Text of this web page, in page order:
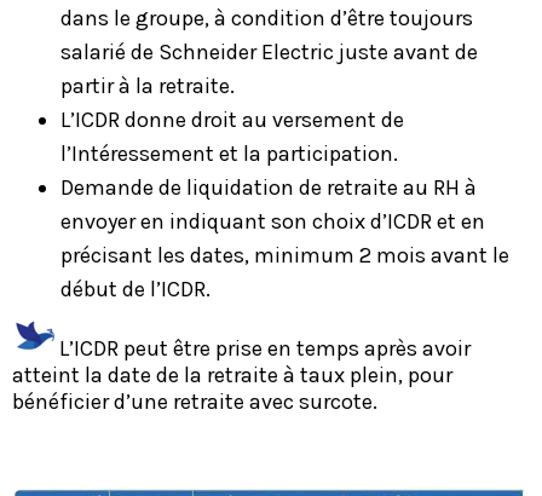
dans le groupe, à condition d’être toujours
salarié de Schneider Electric juste avant de
partir à la retraite.
L’ICDR donne droit au versement de
l’Intéressement et la participation.
Demande de liquidation de retraite au RH à
envoyer en indiquant son choix d’ICDR et en
précisant les dates, minimum 2 mois avant le
début de l’ICDR.
L’ICDR peut être prise en temps après avoir
atteint la date de la retraite à taux plein, pour
bénéficier d’une retraite avec surcote.